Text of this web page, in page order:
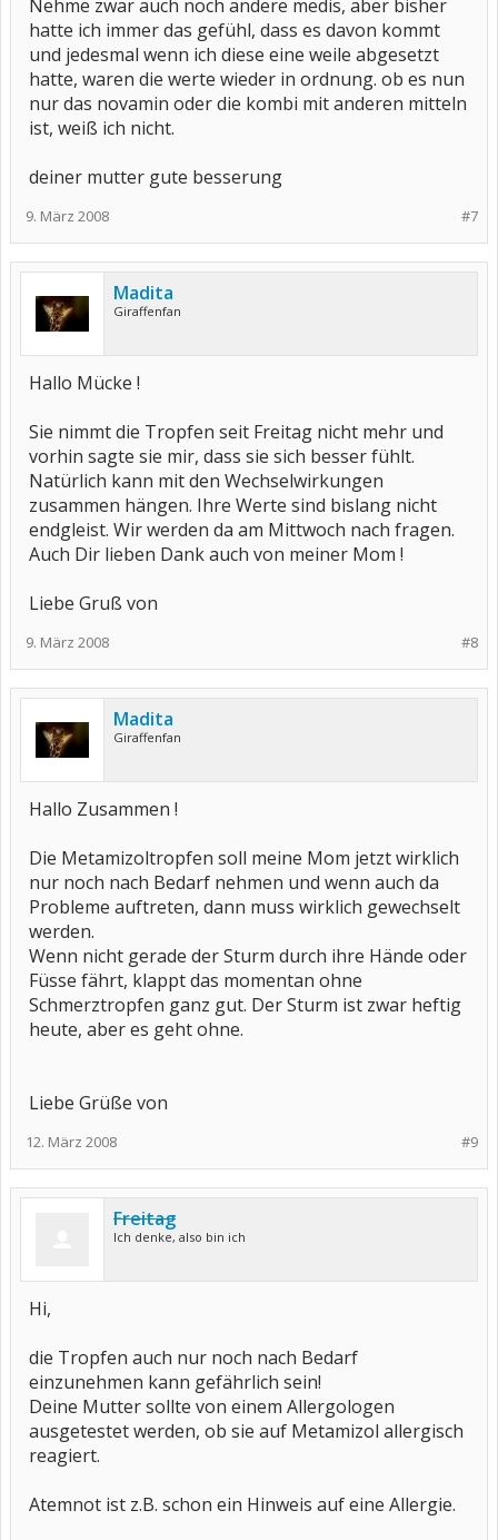
Nehme zwar auch noch andere medis, aber bisher
hatte ich immer das gefühl, dass es davon kommt
und jedesmal wenn ich diese eine weile abgesetzt
hatte, waren die werte wieder in ordnung. ob es nun
nur das novamin oder die kombi mit anderen mitteln
ist, weiß ich nicht.
deiner mutter gute besserung
#7
9. März 2008
Madita
Giraffenfan
Hallo Mücke !
Sie nimmt die Tropfen seit Freitag nicht mehr und
vorhin sagte sie mir, dass sie sich besser fühlt.
Natürlich kann mit den Wechselwirkungen
zusammen hängen. Ihre Werte sind bislang nicht
endgleist. Wir werden da am Mittwoch nach fragen.
Auch Dir lieben Dank auch von meiner Mom !
Liebe Gruß von
#8
9. März 2008
Madita
Giraffenfan
Hallo Zusammen !
Die Metamizoltropfen soll meine Mom jetzt wirklich
nur noch nach Bedarf nehmen und wenn auch da
Probleme auftreten, dann muss wirklich gewechselt
werden.
Wenn nicht gerade der Sturm durch ihre Hände oder
Füsse fährt, klappt das momentan ohne
Schmerztropfen ganz gut. Der Sturm ist zwar heftig
heute, aber es geht ohne.
Liebe Grüße von
#9
12. März 2008
Freitag
Ich denke, also bin ich
Hi,
die Tropfen auch nur noch nach Bedarf
einzunehmen kann gefährlich sein!
Deine Mutter sollte von einem Allergologen
ausgetestet werden, ob sie auf Metamizol allergisch
reagiert.
Atemnot ist z.B. schon ein Hinweis auf eine Allergie.